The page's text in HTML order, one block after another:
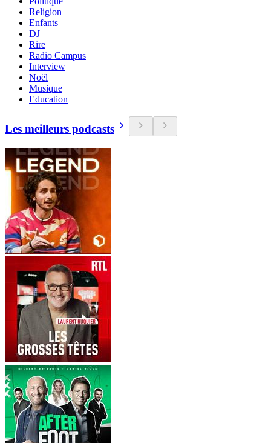
Religion
Enfants
DJ
Rire
Radio Campus
Interview
Noël
Musique
Education
Les meilleurs podcasts